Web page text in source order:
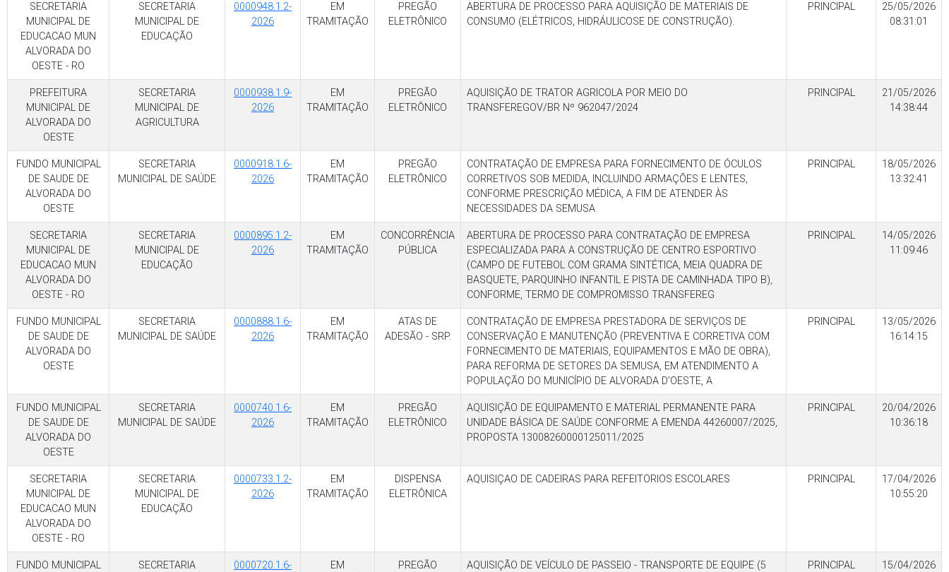
SECRETARIA
MUNICIPAL DE
EDUCACAO MUN
ALVORADA DO
OESTE - RO
SECRETARIA
MUNICIPAL DE
EDUCAÇÃO
0000948.1.2-
2026
EM
TRAMITAÇÃO
PREGÃO
ELETRÔNICO
ABERTURA DE PROCESSO PARA AQUISIÇÃO DE MATERIAIS DE
CONSUMO (ELÉTRICOS, HIDRÁULICOSE DE CONSTRUÇÃO).
PRINCIPAL
25/05/2026
08:31:01
PREFEITURA
MUNICIPAL DE
ALVORADA DO
OESTE
SECRETARIA
MUNICIPAL DE
AGRICULTURA
0000938.1.9-
2026
EM
TRAMITAÇÃO
PREGÃO
ELETRÔNICO
AQUISIÇÃO DE TRATOR AGRICOLA POR MEIO DO
TRANSFEREGOV/BR Nº 962047/2024
PRINCIPAL
21/05/2026
14:38:44
FUNDO MUNICIPAL
DE SAUDE DE
ALVORADA DO
OESTE
SECRETARIA
MUNICIPAL DE SAÚDE
0000918.1.6-
2026
EM
TRAMITAÇÃO
PREGÃO
ELETRÔNICO
CONTRATAÇÃO DE EMPRESA PARA FORNECIMENTO DE ÓCULOS
CORRETIVOS SOB MEDIDA, INCLUINDO ARMAÇÕES E LENTES,
CONFORME PRESCRIÇÃO MÉDICA, A FIM DE ATENDER ÀS
NECESSIDADES DA SEMUSA
PRINCIPAL
18/05/2026
13:32:41
SECRETARIA
MUNICIPAL DE
EDUCACAO MUN
ALVORADA DO
OESTE - RO
SECRETARIA
MUNICIPAL DE
EDUCAÇÃO
0000895.1.2-
2026
EM
TRAMITAÇÃO
CONCORRÊNCIA
PÚBLICA
ABERTURA DE PROCESSO PARA CONTRATAÇÃO DE EMPRESA
ESPECIALIZADA PARA A CONSTRUÇÃO DE CENTRO ESPORTIVO
(CAMPO DE FUTEBOL COM GRAMA SINTÉTICA, MEIA QUADRA DE
BASQUETE, PARQUINHO INFANTIL E PISTA DE CAMINHADA TIPO B),
CONFORME, TERMO DE COMPROMISSO TRANSFEREG
PRINCIPAL
14/05/2026
11:09:46
FUNDO MUNICIPAL
DE SAUDE DE
ALVORADA DO
OESTE
SECRETARIA
MUNICIPAL DE SAÚDE
0000888.1.6-
2026
EM
TRAMITAÇÃO
ATAS DE
ADESÃO - SRP.
CONTRATAÇÃO DE EMPRESA PRESTADORA DE SERVIÇOS DE
CONSERVAÇÃO E MANUTENÇÃO (PREVENTIVA E CORRETIVA COM
FORNECIMENTO DE MATERIAIS, EQUIPAMENTOS E MÃO DE OBRA),
PARA REFORMA DE SETORES DA SEMUSA, EM ATENDIMENTO A
POPULAÇÃO DO MUNICÍPIO DE ALVORADA D’OESTE, A
PRINCIPAL
13/05/2026
16:14:15
FUNDO MUNICIPAL
DE SAUDE DE
ALVORADA DO
OESTE
SECRETARIA
MUNICIPAL DE SAÚDE
0000740.1.6-
2026
EM
TRAMITAÇÃO
PREGÃO
ELETRÔNICO
AQUISIÇÃO DE EQUIPAMENTO E MATERIAL PERMANENTE PARA
UNIDADE BÁSICA DE SAÚDE CONFORME A EMENDA 44260007/2025,
PROPOSTA 13008260000125011/2025
PRINCIPAL
20/04/2026
10:36:18
SECRETARIA
MUNICIPAL DE
EDUCACAO MUN
ALVORADA DO
OESTE - RO
SECRETARIA
MUNICIPAL DE
EDUCAÇÃO
0000733.1.2-
2026
EM
TRAMITAÇÃO
DISPENSA
ELETRÔNICA
AQUISIÇAO DE CADEIRAS PARA REFEITORIOS ESCOLARES PRINCIPAL
17/04/2026
10:55:20
FUNDO MUNICIPAL
SECRETARIA
0000720.1.6-
EM
PREGÃO
AQUISIÇÃO DE VEÍCULO DE PASSEIO - TRANSPORTE DE EQUIPE (5
PRINCIPAL
15/04/2026